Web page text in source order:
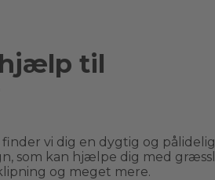
hjælp til
vi dig en dygtig og pålidelig
som kan hjælpe dig med
og meget mere.